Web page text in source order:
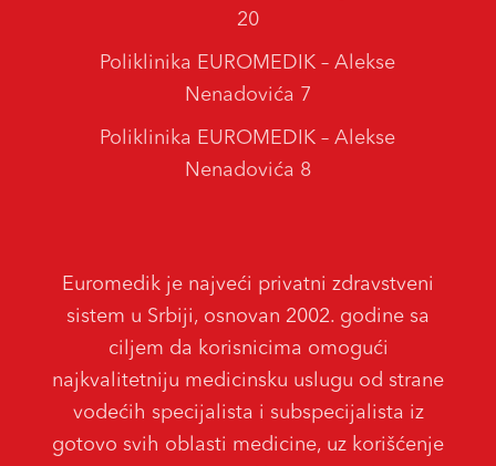
Euromedik je najveći privatni zdravstveni
sistem u Srbiji, osnovan 2002. godine sa
ciljem da korisnicima omogući
najkvalitetniju medicinsku uslugu od strane
vodećih specijalista i subspecijalista iz
gotovo svih oblasti medicine, uz korišćenje
20
Poliklinika EUROMEDIK – Alekse
Nenadovića 7
Poliklinika EUROMEDIK – Alekse
Nenadovića 8